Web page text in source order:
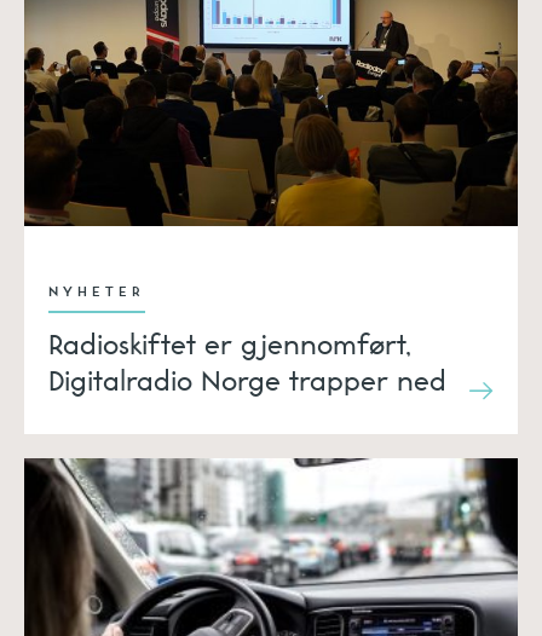
NYHETER
Radioskiftet er gjennomført,
Digitalradio Norge trapper ned